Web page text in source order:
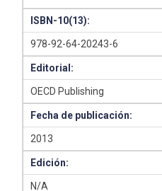
ISBN-10(13):
978-92-64-20243-6
Editorial:
OECD Publishing
Fecha de publicación:
2013
Edición:
N/A